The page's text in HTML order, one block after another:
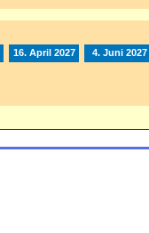
16. April 2027
4. Juni 2027